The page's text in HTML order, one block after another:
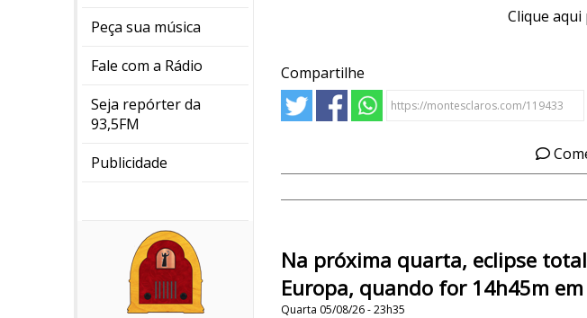
Peça sua música
Fale com a Rádio
Seja repórter da
93,5FM
Publicidade
Clique
Compartilhe
Na próxima quarta, eclipse
Europa, quando for 14h45m
Quarta 05/08/26 - 23h35